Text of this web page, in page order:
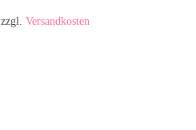
zzgl.Versandkosten